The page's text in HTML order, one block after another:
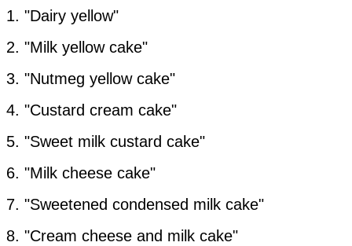
1. "Dairy yellow"
2. "Milk yellow cake"
3. "Nutmeg yellow cake"
4. "Custard cream cake"
5. "Sweet milk custard cake"
6. "Milk cheese cake"
7. "Sweetened condensed milk cake"
8. "Cream cheese and milk cake"